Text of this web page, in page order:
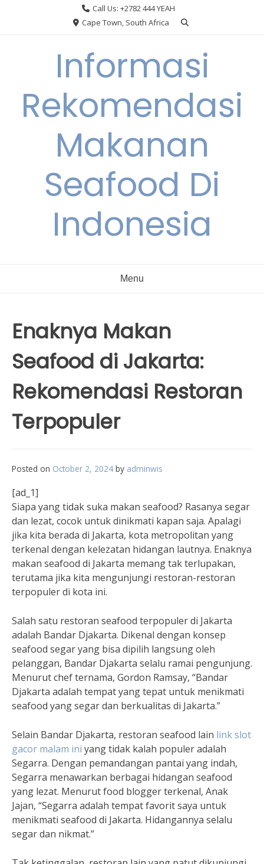
Call Us: +2782 444 YEAH
Cape Town, South Africa
Informasi
Rekomendasi
Makanan
Seafood Di
Indonesia
Menu
Enaknya Makan
Seafood di Jakarta:
Rekomendasi Restoran
Terpopuler
Posted on October 2, 2024 by adminwis
[ad_1]
Siapa yang tidak suka makan seafood? Rasanya segar
dan lezat, cocok untuk dinikmati kapan saja. Apalagi
jika kita berada di Jakarta, kota metropolitan yang
terkenal dengan kelezatan hidangan lautnya. Enaknya
makan seafood di Jakarta memang tak terlupakan,
terutama jika kita mengunjungi restoran-restoran
terpopuler di kota ini.
Salah satu restoran seafood terpopuler di Jakarta
adalah Bandar Djakarta. Dikenal dengan konsep
seafood segar yang bisa dipilih langsung oleh
pelanggan, Bandar Djakarta selalu ramai pengunjung.
Menurut chef ternama, Gordon Ramsay, “Bandar
Djakarta adalah tempat yang tepat untuk menikmati
seafood yang segar dan berkualitas di Jakarta.”
Selain Bandar Djakarta, restoran seafood lain link slot
gacor malam ini yang tidak kalah populer adalah
Segarra. Dengan pemandangan pantai yang indah,
Segarra menawarkan berbagai hidangan seafood
yang lezat. Menurut food blogger terkenal, Anak
Jajan, “Segarra adalah tempat favorit saya untuk
menikmati seafood di Jakarta. Hidangannya selalu
segar dan nikmat.”